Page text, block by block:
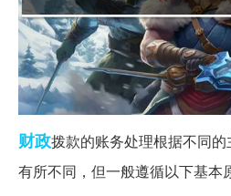
财政拨款的账务处理根据不同
有所不同，但一般遵循以下基本